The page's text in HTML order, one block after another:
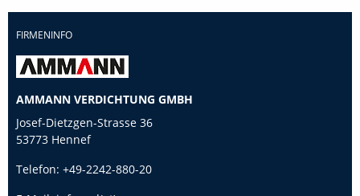
FIRMENINFO
AMMANN VERDICHTUNG GMBH
Josef-Dietzgen-Strasse 36
53773 Hennef
Telefon: +49-2242-880-20